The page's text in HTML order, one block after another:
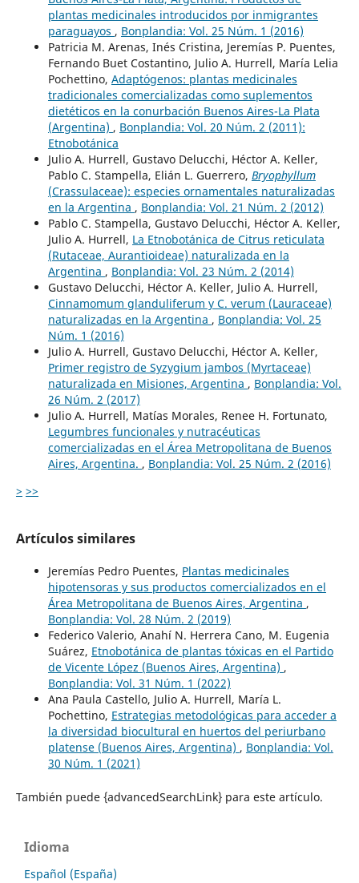
plantas medicinales introducidos por inmigrantes
paraguayos , Bonplandia: Vol. 25 Núm. 1 (2016)
Patricia M. Arenas, Inés Cristina, Jeremías P. Puentes,
Fernando Buet Costantino, Julio A. Hurrell, María Lelia
Pochettino, Adaptógenos: plantas medicinales
tradicionales comercializadas como suplementos
dietéticos en la conurbación Buenos Aires-La Plata
(Argentina) , Bonplandia: Vol. 20 Núm. 2 (2011):
Etnobotánica
Julio A. Hurrell, Gustavo Delucchi, Héctor A. Keller,
Pablo C. Stampella, Elián L. Guerrero, Bryophyllum
(Crassulaceae): especies ornamentales naturalizadas
en la Argentina , Bonplandia: Vol. 21 Núm. 2 (2012)
Pablo C. Stampella, Gustavo Delucchi, Héctor A. Keller,
Julio A. Hurrell, La Etnobotánica de Citrus reticulata
(Rutaceae, Aurantioideae) naturalizada en la
Argentina , Bonplandia: Vol. 23 Núm. 2 (2014)
Gustavo Delucchi, Héctor A. Keller, Julio A. Hurrell,
Cinnamomum glanduliferum y C. verum (Lauraceae)
naturalizadas en la Argentina , Bonplandia: Vol. 25
Núm. 1 (2016)
Julio A. Hurrell, Gustavo Delucchi, Héctor A. Keller,
Primer registro de Syzygium jambos (Myrtaceae)
naturalizada en Misiones, Argentina , Bonplandia: Vol.
26 Núm. 2 (2017)
Julio A. Hurrell, Matías Morales, Renee H. Fortunato,
Legumbres funcionales y nutracéuticas
comercializadas en el Área Metropolitana de Buenos
Aires, Argentina. , Bonplandia: Vol. 25 Núm. 2 (2016)
> >>
Artículos similares
Jeremías Pedro Puentes, Plantas medicinales
hipotensoras y sus productos comercializados en el
Área Metropolitana de Buenos Aires, Argentina ,
Bonplandia: Vol. 28 Núm. 2 (2019)
Federico Valerio, Anahí N. Herrera Cano, M. Eugenia
Suárez, Etnobotánica de plantas tóxicas en el Partido
de Vicente López (Buenos Aires, Argentina) ,
Bonplandia: Vol. 31 Núm. 1 (2022)
Ana Paula Castello, Julio A. Hurrell, María L.
Pochettino, Estrategias metodológicas para acceder a
la diversidad biocultural en huertos del periurbano
platense (Buenos Aires, Argentina) , Bonplandia: Vol.
30 Núm. 1 (2021)
También puede {advancedSearchLink} para este artículo.
Idioma
Español (España)